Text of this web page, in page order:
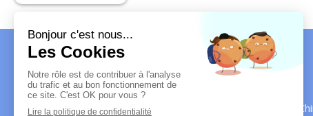
Vincent RENARD